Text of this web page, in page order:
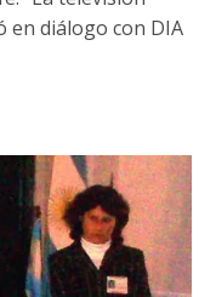
en diálogo con DIA